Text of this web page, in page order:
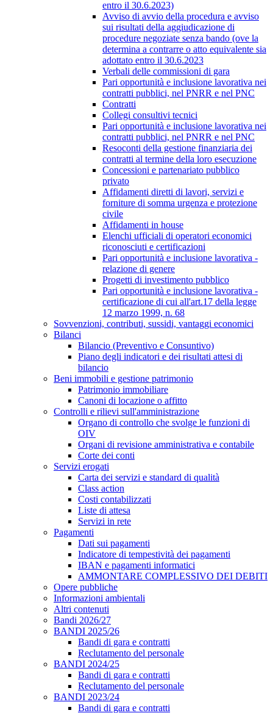
entro il 30.6.2023)
Avviso di avvio della procedura e avviso
sui risultati della aggiudicazione di
procedure negoziate senza bando (ove la
determina a contrarre o atto equivalente sia
adottato entro il 30.6.2023
Verbali delle commissioni di gara
Pari opportunità e inclusione lavorativa nei
contratti pubblici, nel PNRR e nel PNC
Contratti
Collegi consultivi tecnici
Pari opportunità e inclusione lavorativa nei
contratti pubblici, nel PNRR e nel PNC
Resoconti della gestione finanziaria dei
contratti al termine della loro esecuzione
Concessioni e partenariato pubblico
privato
Affidamenti diretti di lavori, servizi e
forniture di somma urgenza e protezione
civile
Affidamenti in house
Elenchi ufficiali di operatori economici
riconosciuti e certificazioni
Pari opportunità e inclusione lavorativa -
relazione di genere
Progetti di investimento pubblico
Pari opportunità e inclusione lavorativa -
certificazione di cui all'art.17 della legge
12 marzo 1999, n. 68
Sovvenzioni, contributi, sussidi, vantaggi economici
Bilanci
Bilancio (Preventivo e Consuntivo)
Piano degli indicatori e dei risultati attesi di
bilancio
Beni immobili e gestione patrimonio
Patrimonio immobiliare
Canoni di locazione o affitto
Controlli e rilievi sull'amministrazione
Organo di controllo che svolge le funzioni di
OIV
Organi di revisione amministrativa e contabile
Corte dei conti
Servizi erogati
Carta dei servizi e standard di qualità
Class action
Costi contabilizzati
Liste di attesa
Servizi in rete
Pagamenti
Dati sui pagamenti
Indicatore di tempestività dei pagamenti
IBAN e pagamenti informatici
AMMONTARE COMPLESSIVO DEI DEBITI
Opere pubbliche
Informazioni ambientali
Altri contenuti
Bandi 2026/27
BANDI 2025/26
Bandi di gara e contratti
Reclutamento del personale
BANDI 2024/25
Bandi di gara e contratti
Reclutamento del personale
BANDI 2023/24
Bandi di gara e contratti